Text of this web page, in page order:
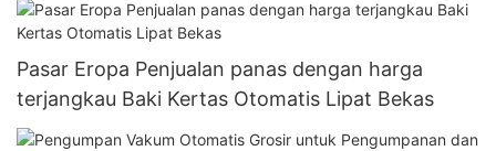
Pasar Eropa Penjualan panas dengan harga
terjangkau Baki Kertas Otomatis Lipat Bekas